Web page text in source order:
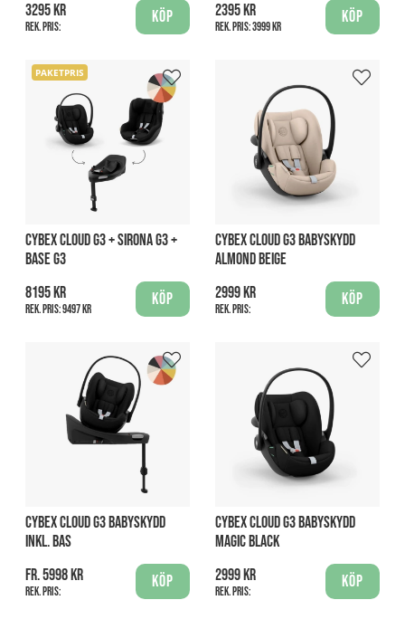
3295 kr
Rek. pris:
Köp 2395 kr
Rek. pris:3999 kr
Köp
PAKETPRIS
CYBEX CLOUD G3 + SIRONA G3 +
BASE G3
8195 kr
Rek. pris:9497 kr
Köp
CYBEX CLOUD G3 BABYSKYDD
ALMOND BEIGE
2999 kr
Rek. pris:
Köp
CYBEX CLOUD G3 BABYSKYDD
INKL. BAS
fr. 5998 kr
Rek. pris:
Köp
CYBEX CLOUD G3 BABYSKYDD
MAGIC BLACK
2999 kr
Rek. pris:
Köp